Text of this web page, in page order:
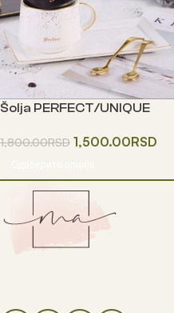
Šolja PERFECT/UNIQUE
1,800.00RSD 1,500.00RSD